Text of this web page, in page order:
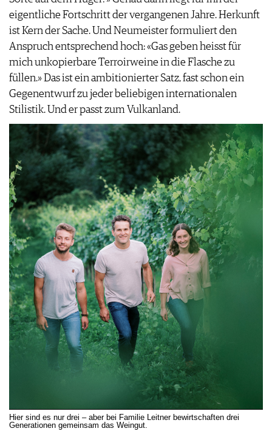
eigentliche Fortschritt der vergangenen Jahre. Herkunft
ist Kern der Sache. Und Neumeister formuliert den
Anspruch entsprechend hoch: «Gas geben heisst für
mich unkopierbare Terroirweine in die Flasche zu
füllen.» Das ist ein ambitionierter Satz, fast schon ein
Gegenentwurf zu jeder beliebigen internationalen
Stilistik. Und er passt zum Vulkanland.
Hier sind es nur drei – aber bei Familie Leitner bewirtschaften drei
Generationen gemeinsam das Weingut.